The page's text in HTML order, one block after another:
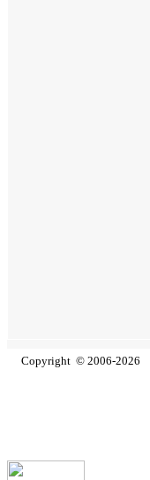
Copyright © 2006-2026